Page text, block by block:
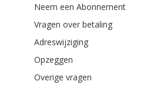
Neem een Abonnement
Vragen over betaling
Adreswijziging
Opzeggen
Overige vragen